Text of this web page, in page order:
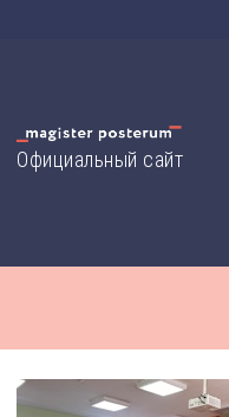
Официальный сайт
Найти: